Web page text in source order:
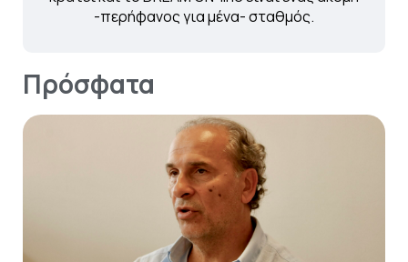
-περήφανος για μένα- σταθμός.
Πρόσφατα